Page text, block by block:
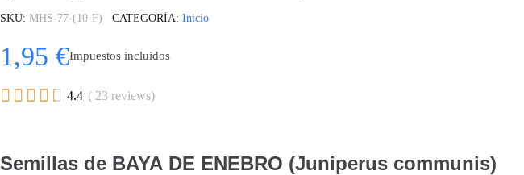
SKU MHS-77-(10-F) CATEGORÍA Inicio
1,95 €Impuestos incluidos
     4.4 ( 23 reviews)
Semillas de BAYA DE ENEBRO (Juniperus communis)